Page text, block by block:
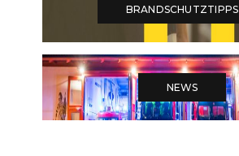
BRANDSCHUTZTIPPS
NEWS